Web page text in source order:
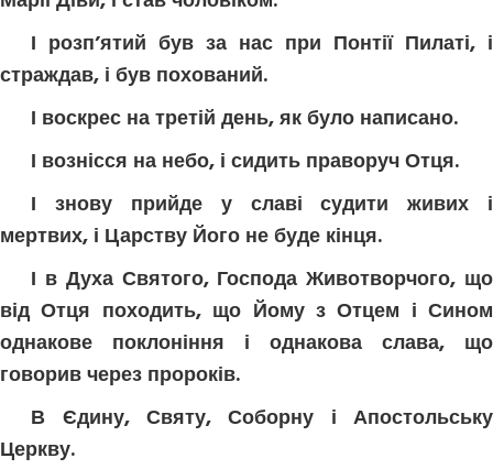
І розп’ятий був за нас при Понтії Пилаті, і
страждав, і був похований.
І воскрес на третій день, як було написано.
І вознісся на небо, і сидить праворуч Отця.
І знову прийде у славі судити живих і
мертвих, і Царству Його не буде кінця.
І в Духа Святого, Господа Животворчого, що
від Отця походить, що Йому з Отцем і Сином
однакове поклоніння і однакова слава, що
говорив через пророків.
В Єдину, Святу, Соборну і Апостольську
Церкву.